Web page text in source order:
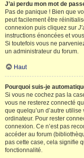
J’ai perdu mon mot de
Pas de panique ! Bien que
peut facilement être
connexion puis cliquez sur
instructions énoncées et
Si toutefois vous ne
un administrateur du forum.
Haut
Pourquoi suis-je
Si vous ne cochez pas la
vous ne resterez connecté
que quelqu’un d’autre
ordinateur. Pour rester
connexion. Ce n’est pas
accéder au forum
pas cette case, cela signifie
fonctionnalité.